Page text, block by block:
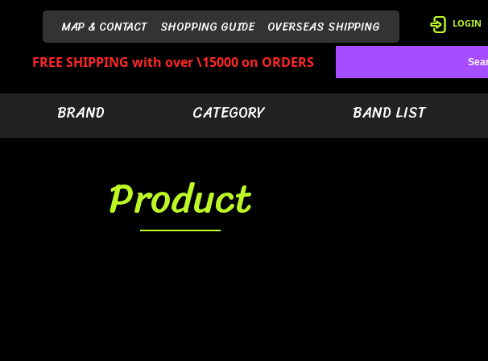
MAP & CONTACT SHOPPING GUIDE OVERSEAS SHIPPING LOGIN
FREE SHIPPING with over \15000 on ORDERS
BRAND CATEGORY BAND LIST
Product